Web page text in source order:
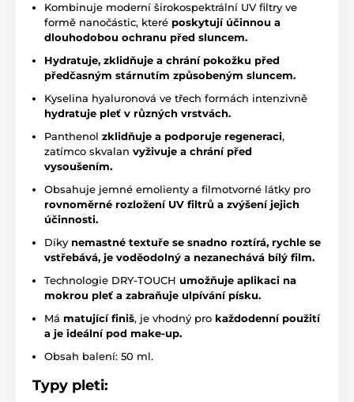
Kombinuje moderní širokospektrální UV filtry ve
formě nanočástic, které poskytují účinnou a
dlouhodobou ochranu před sluncem.
Hydratuje, zklidňuje a chrání pokožku před
předčasným stárnutím způsobeným sluncem.
Kyselina hyaluronová ve třech formách intenzivně
hydratuje pleť v různých vrstvách.
Panthenol zklidňuje a podporuje regeneraci,
zatímco skvalan vyživuje a chrání před
vysoušením.
Obsahuje jemné emolienty a filmotvorné látky pro
rovnoměrné rozložení UV filtrů a zvýšení jejich
účinnosti.
Díky nemastné textuře se snadno roztírá, rychle se
vstřebává, je voděodolný a nezanechává bílý film.
Technologie DRY-TOUCH umožňuje aplikaci na
mokrou pleť a zabraňuje ulpívání písku.
Má matující finiš, je vhodný pro každodenní použití
a je ideální pod make-up.
Obsah balení: 50 ml.
Typy pleti: